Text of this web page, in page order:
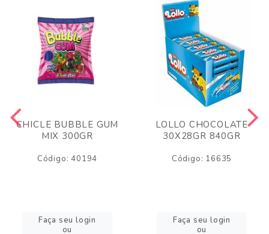
CHICLE BUBBLE GUM
MIX 300GR
Código: 40194
Faça seu login
ou
LOLLO CHOCOLATE
30X28GR 840GR
Código: 16635
Faça seu login
ou